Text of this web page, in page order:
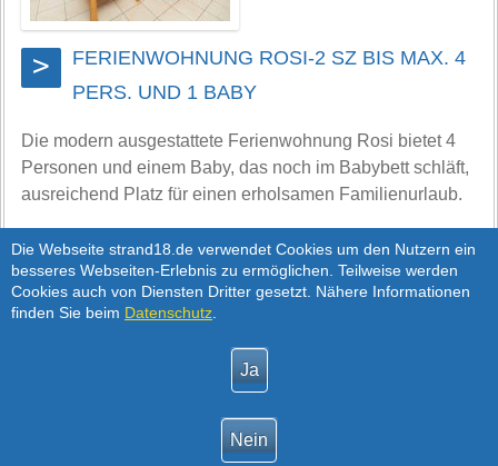
Die Webseite strand18.de verwendet Cookies um den Nutzern ein
besseres Webseiten-Erlebnis zu ermöglichen. Teilweise werden
Cookies auch von Diensten Dritter gesetzt. Nähere Informationen
finden Sie beim Datenschutz
>
FERIENWOHNUNG ROSI-2 SZ BIS MAX. 4
PERS. UND 1 BABY
Die modern ausgestattete Ferienwohnung Rosi bietet 4
Personen und einem Baby, das noch im Babybett schläft,
ausreichend Platz für einen erholsamen Familienurlaub.
Die komplett ausgestattete Küche mit Essecke geht
nahtlos in den Wohnbereich über. Die beiden
Schlafzimmer und das Duschbad erreicht man über einen